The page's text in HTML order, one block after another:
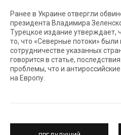
Ранее в Украине отвергли
президента Владимира
Турецкое издание утверждает,
то, что «Северные потоки» были
сотрудничестве указанных
говорится в статье,
проблемы, что и
на Европу.